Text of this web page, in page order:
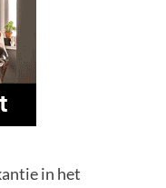
in het